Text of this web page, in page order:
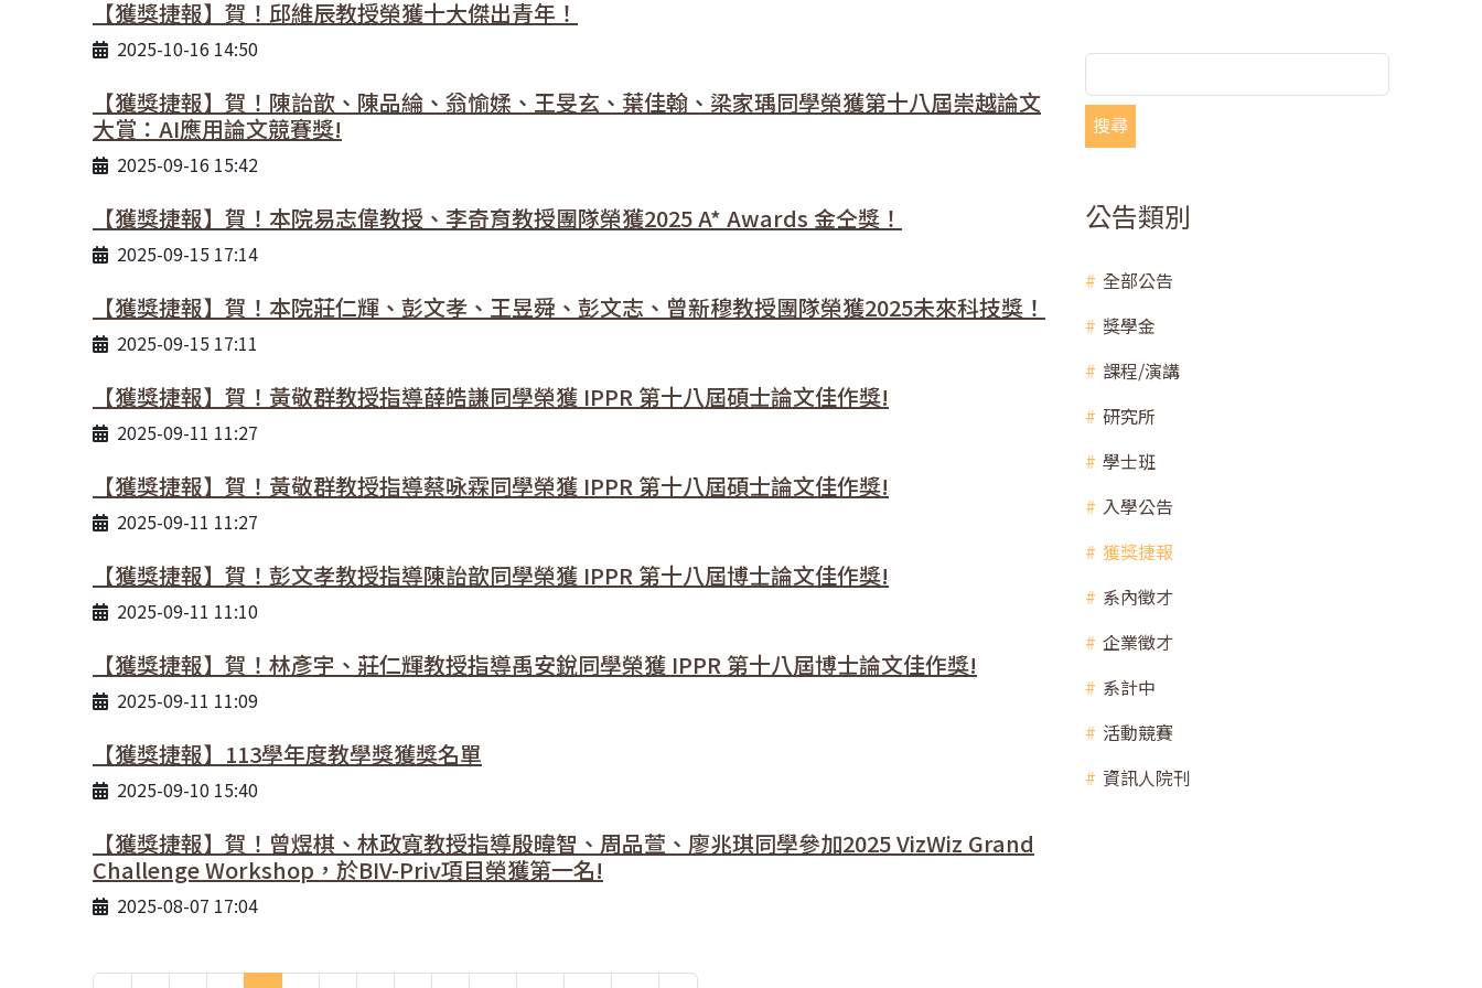
【獲獎捷報】賀！邱維辰教授榮獲十大傑出青年！
2025-10-16 14:50
【獲獎捷報】賀！陳詒歆、陳品綸、翁愉媃、王旻玄、葉佳翰、梁家瑀同學榮獲第十八屆崇越論文
大賞：AI應用論文競賽獎!
2025-09-16 15:42
【獲獎捷報】賀！本院易志偉教授、李奇育教授團隊榮獲2025 A* Awards 金仝獎！
2025-09-15 17:14
【獲獎捷報】賀！本院莊仁輝、彭文孝、王昱舜、彭文志、曾新穆教授團隊榮獲2025未來科技獎！
2025-09-15 17:11
【獲獎捷報】賀！黃敬群教授指導薛皓謙同學榮獲 IPPR 第十八屆碩士論文佳作獎!
2025-09-11 11:27
【獲獎捷報】賀！黃敬群教授指導蔡咏霖同學榮獲 IPPR 第十八屆碩士論文佳作獎!
2025-09-11 11:27
【獲獎捷報】賀！彭文孝教授指導陳詒歆同學榮獲 IPPR 第十八屆博士論文佳作獎!
2025-09-11 11:10
【獲獎捷報】賀！林彥宇、莊仁輝教授指導禹安銳同學榮獲 IPPR 第十八屆博士論文佳作獎!
2025-09-11 11:09
【獲獎捷報】113學年度教學獎獲獎名單
2025-09-10 15:40
【獲獎捷報】賀！曾煜棋、林政寬教授指導殷暐智、周品萱、廖兆琪同學參加2025 VizWiz Grand
Challenge Workshop，於BIV-Priv項目榮獲第一名!
2025-08-07 17:04
搜尋
公告類別
全部公告
獎學金
課程/演講
研究所
學士班
入學公告
獲獎捷報
系內徵才
企業徵才
系計中
活動競賽
資訊人院刊